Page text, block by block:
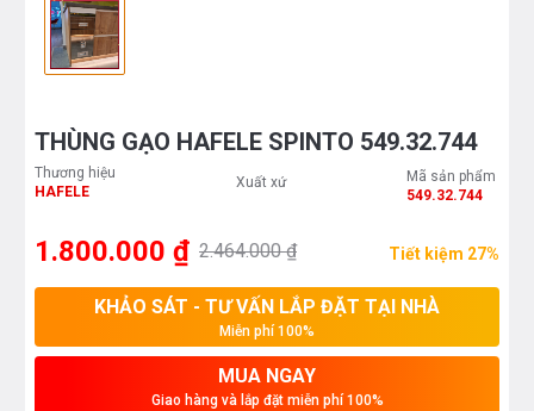
THÙNG GẠO HAFELE SPINTO 549.32.744
Thương hiệu
HAFELE
Xuất xứ
Mã sản phẩm
549.32.744
1.800.000 ₫ 2.464.000 ₫ Tiết kiệm 27%
KHẢO SÁT - TƯ VẤN LẮP ĐẶT TẠI NHÀ
Miễn phí 100%
MUA NGAY
Giao hàng và lắp đặt miễn phí 100%